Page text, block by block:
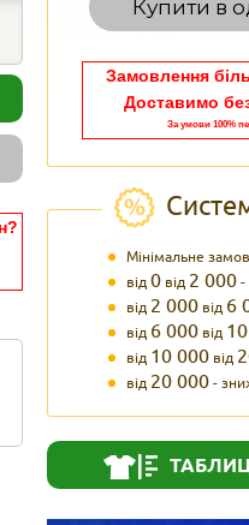
Купити в
Замовлення
Доставимо
За умови 100%
Мінімальне
від0 від 2 000-
від 2 000 від 6
від 6 000 від
від 10 000 від
від 20 000-